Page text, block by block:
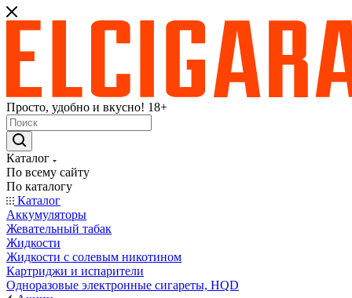
Просто, удобно и вкусно! 18+
Каталог
По всему сайту
По каталогу
Каталог
Аккумуляторы
Жевательный табак
Жидкости
Жидкости с солевым никотином
Картриджи и испарители
Одноразовые электронные сигареты, HQD